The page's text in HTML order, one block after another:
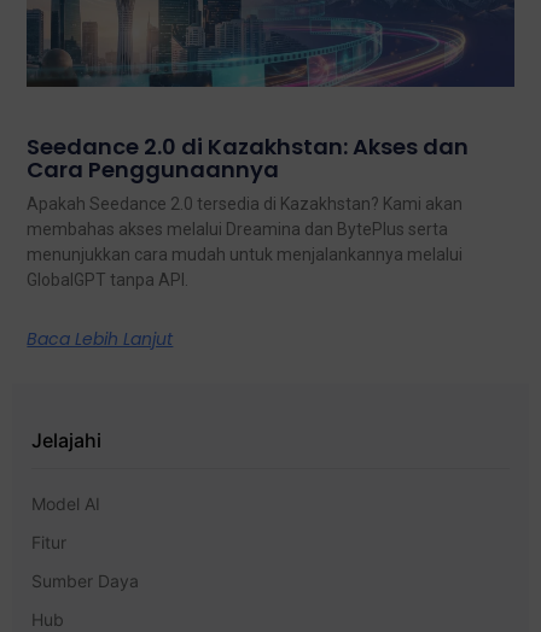
Seedance 2.0 di Kazakhstan: Akses dan
Cara Penggunaannya
Apakah Seedance 2.0 tersedia di Kazakhstan? Kami akan
membahas akses melalui Dreamina dan BytePlus serta
menunjukkan cara mudah untuk menjalankannya melalui
GlobalGPT tanpa API.
Baca Lebih Lanjut
Jelajahi
Model AI
Fitur
Sumber Daya
Hub